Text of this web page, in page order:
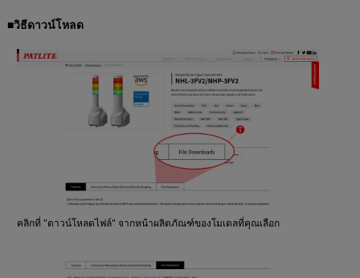
■วิธีดาวน์โหลด
คลิกที่ "ดาวน์โหลดไฟล์" จากหน้าผลิตภัณฑ์ของโมเดลที่คุณเลือก